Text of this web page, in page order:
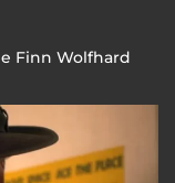
Finn Wolfhard